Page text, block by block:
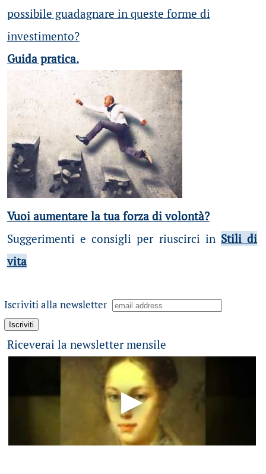
possibile guadagnare in queste forme di
investimento?
Guida pratica.
Vuoi aumentare la tua forza di volontà?
Suggerimenti e consigli per riuscirci in Stili di
vita
Iscriviti alla newsletter
Riceverai la newsletter mensile